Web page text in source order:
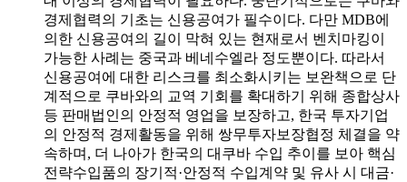
경제협력의 기초는 신용공여가 필수이다. 다만 MDB에
의한 신용공여의 길이 막혀 있는 현재로서 벤치마킹이
가능한 사례는 중국과 베네수엘라 정도뿐이다. 따라서
신용공여에 대한 리스크를 최소화시키는 보완책으로 단
계적으로 쿠바와의 교역 기회를 확대하기 위해 종합상사
등 판매법인의 안정적 영업을 보장하고, 한국 투자기업
의 안정적 경제활동을 위해 쌍무투자보장협정 체결을 약
속하며, 더 나아가 한국의 대쿠바 수입 추이를 보아 핵심
전략수입품의 장기적·안정적 수입계약 및 유사 시 대금·